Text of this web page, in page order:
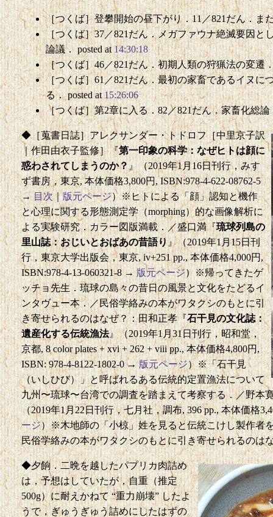
［つくば］登攀開始の昼下がり．11／821だん．ま
［つくば］37／821だん．メガファウナ絶滅要因と
論議． posted at14:30:18
［つくば］46／821だん．初期人類の狩猟法の変遷
［つくば］61／821だん．最初の家畜であるイヌに
る． posted at15:26:06
［つくば］第2章に入る．82／821だん．家畜化総論
◆［蒐書日誌］アレクサンダー・トドロフ［中里京子訳
｜作田由衣子監修］『第一印象の科学：なぜヒトは顔に
惑わされてしまうのか？』（2019年1月16日刊行，みす
ず書房，東京, 本体価格3,800円, ISBN:978-4-622-08762-5
→目次｜版元ページ）※ヒトによる「顔」認知と機作
と心理に関する形態測定学（morphing）的な画像解析に
よる実験研究．カラー図版満載．／盛口満『琉球列島の
里山誌：おじいとおばあの昔語り』（2019年1月15日刊
行，東京大学出版会，東京, iv+251 pp., 本体価格4,000円,
ISBN:978-4-13-060321-8 →版元ページ）※帰ってきたゲ
ッチョ先生．琉球の島々の昔日の風景と文化をたどるイ
ンタヴュー本．／民俗学絡みの本がワタクシのもとに引
き寄せられるのはなぜ？：田和正孝『石干見の文化誌：
遺産化する伝統漁法』（2019年1月31日刊行，昭和堂，
京都, 8 color plates + xvi + 262 + viii pp., 本体価格4,800円,
ISBN: 978-4-8122-1802-0 →版元ページ）※「石干見
（いしひび）」と呼ばれるある伝統的定置漁法について
九州〜琉球〜台湾での調査を踏まえて考察する．／野本
（2019年1月22日刊行，七月社，調布, 396 pp., 本体価格
ージ）※木地師の「小椋」姓を見ると伝統こけし製作者
民俗学絡みの本がワタクシのもとに引き寄せられるのは
◆夕餉．二晩を越したパプリカ肉詰め
は，予想はしていたが，自重（推定
500g）に耐えかねて “重力崩壊” したよ
うで，ぎゅうぎゅう詰めにしたはずの